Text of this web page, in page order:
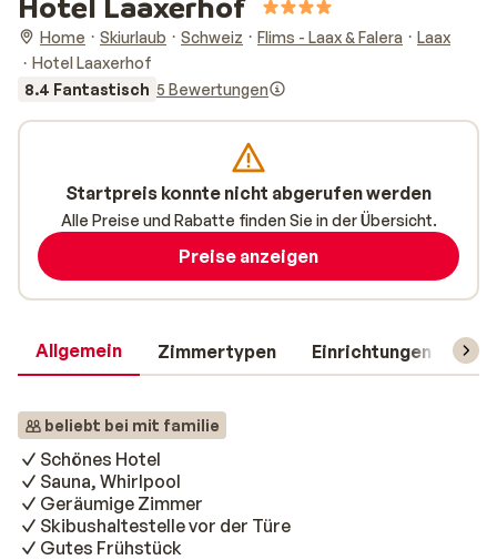
Home Skiurlaub Schweiz Flims - Laax & Falera
Laax
Hotel Laaxerhof
8.4 Fantastisch 5 Bewertungen
Allgemein Zimmertypen Einrichtungen
beliebt bei mit familie
Schönes Hotel
Sauna, Whirlpool
Geräumige Zimmer
Skibushaltestelle vor der Türe
Gutes Frühstück
Startpreis konnte nicht abgerufen werden
Alle Preise und Rabatte finden Sie in der Übersicht.
Preise anzeigen